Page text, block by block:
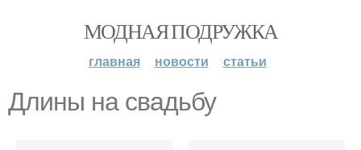
МОДНАЯ ПОДРУЖКА
главная новости статьи
Длины на свадьбу